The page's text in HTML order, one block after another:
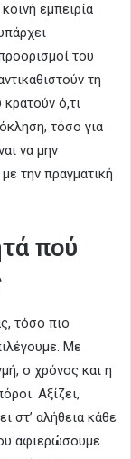
εμπειρία
του
τη
κρατούν ό,τι
τόσο για
να μην
την πραγματική
πού
τόσο πιο
Με
ο χρόνος και η
Αξίζει,
στ’ αλήθεια κάθε
αφιερώσουμε.